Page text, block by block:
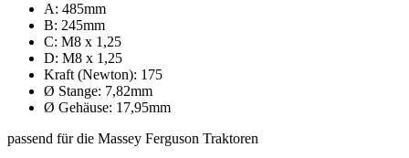
A: 485mm
B: 245mm
C: M8 x 1,25
D: M8 x 1,25
Kraft (Newton): 175
Ø Stange: 7,82mm
Ø Gehäuse: 17,95mm
passend für die Massey Ferguson Traktoren